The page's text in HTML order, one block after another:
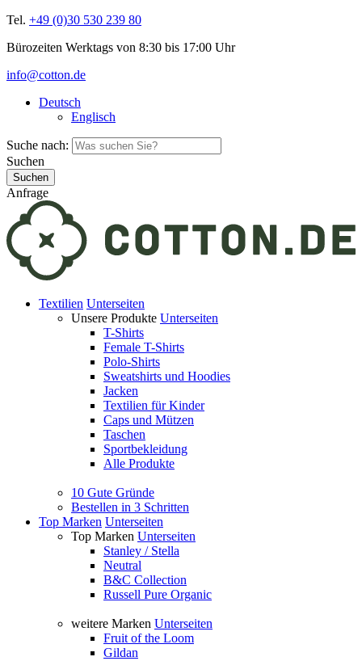
Tel. +49 (0)30 530 239 80
Bürozeiten Werktags von 8:30 bis 17:00 Uhr
info@cotton.de
Deutsch
Englisch
Suche nach:
Suchen
Anfrage
Textilien Unterseiten
Unsere Produkte Unterseiten
T-Shirts
Female T-Shirts
Polo-Shirts
Sweatshirts und Hoodies
Jacken
Textilien für Kinder
Caps und Mützen
Taschen
Sportbekleidung
Alle Produkte
10 Gute Gründe
Bestellen in 3 Schritten
Top Marken Unterseiten
Top Marken Unterseiten
Stanley / Stella
Neutral
B&C Collection
Russell Pure Organic
weitere Marken Unterseiten
Fruit of the Loom
Gildan